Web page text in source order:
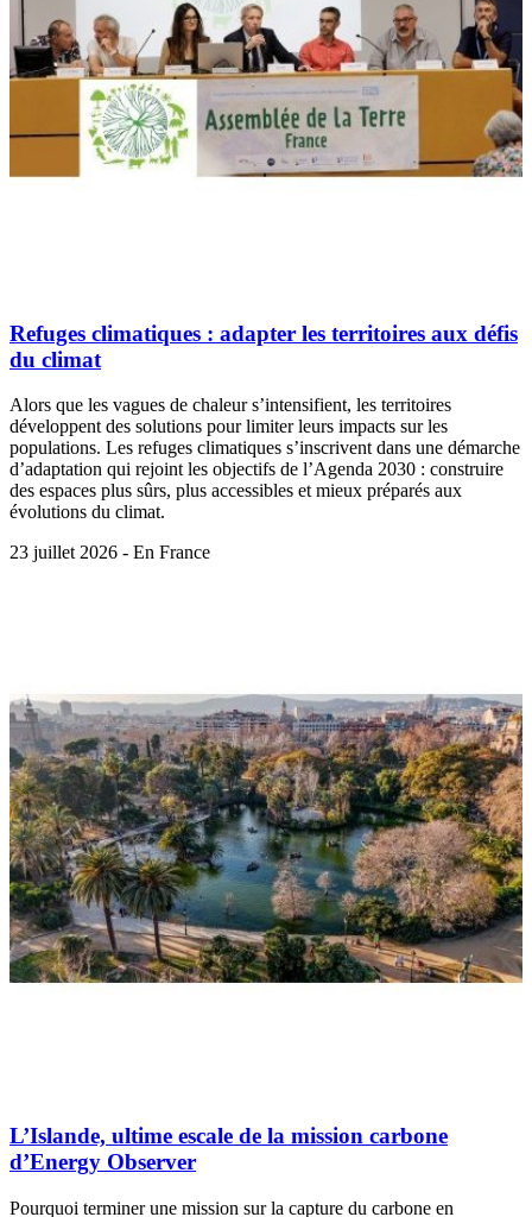
Refuges climatiques : adapter les territoires aux défis
du climat
Alors que les vagues de chaleur s’intensifient, les territoires
développent des solutions pour limiter leurs impacts sur les
populations. Les refuges climatiques s’inscrivent dans une démarche
d’adaptation qui rejoint les objectifs de l’Agenda 2030 : construire
des espaces plus sûrs, plus accessibles et mieux préparés aux
évolutions du climat.
23 juillet 2026 - En France
L’Islande, ultime escale de la mission carbone
d’Energy Observer
Pourquoi terminer une mission sur la capture du carbone en